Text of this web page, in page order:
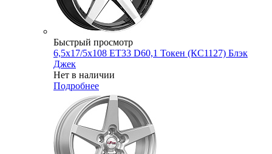
Быстрый просмотр
6,5x17/5x108 ET33 D60,1 Токен (КС1127) Блэк
Джек
Нет в наличии
Подробнее